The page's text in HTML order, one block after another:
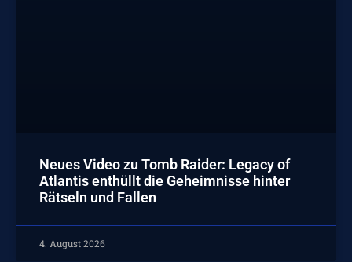
Neues Video zu Tomb Raider: Legacy of
Atlantis enthüllt die Geheimnisse hinter
Rätseln und Fallen
4. August 2026